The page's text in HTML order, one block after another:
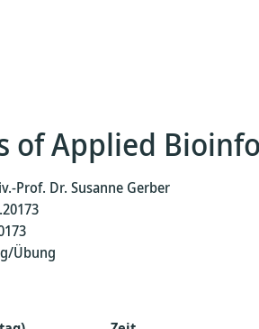
of Applied
Prof. Dr. Susanne Gerber
Übung